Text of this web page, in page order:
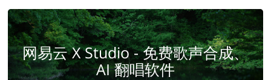
网易云 X Studio - 免费歌声合成、
AI 翻唱软件